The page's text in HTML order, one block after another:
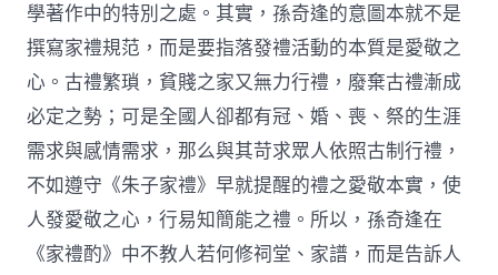
學著作中的特別之處。其實，孫奇逢的意圖本就不是
撰寫家禮規范，而是要指落發禮活動的本質是愛敬之
心。古禮繁瑣，貧賤之家又無力行禮，廢棄古禮漸成
必定之勢；可是全國人卻都有冠、婚、喪、祭的生涯
需求與感情需求，那么與其苛求眾人依照古制行禮，
不如遵守《朱子家禮》早就提醒的禮之愛敬本實，使
人發愛敬之心，行易知簡能之禮。所以，孫奇逢在
《家禮酌》中不教人若何修祠堂、家譜，而是告訴人